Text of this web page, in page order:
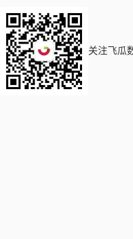
关注飞瓜